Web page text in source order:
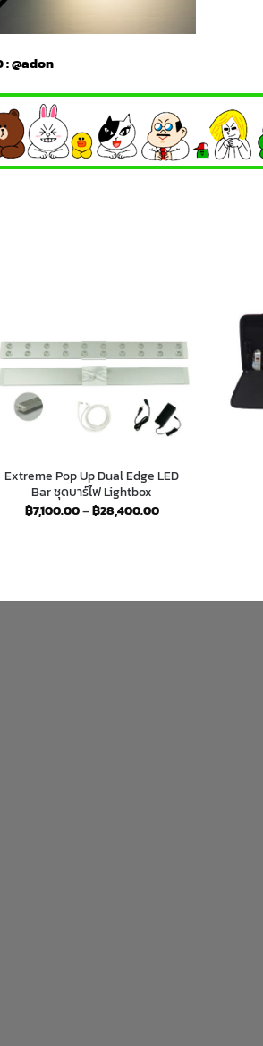
:@adon
Extreme Pop Up Dual Edge LED
Bar ชุดบาร์ไฟ Lightbox
฿7,100.00–฿28,400.00Price
range: